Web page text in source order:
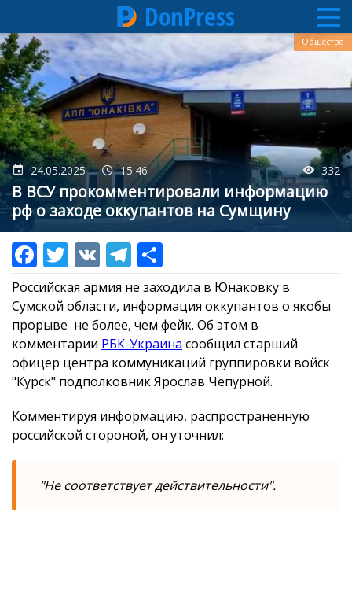
Перейти
к
основному
содержанию
DonPress
24.05.2025 15:46 332
В ВСУ прокомментировали информацию
рф о заходе оккупантов на Сумщину
Общество
Российская армия не заходила в Юнаковку в
Сумской области, информация оккупантов о якобы
прорыве не более, чем фейк. Об этом в
комментарии РБК-Украина сообщил старший
офицер центра коммуникаций группировки войск
"Курск" подполковник Ярослав Чепурной.
Комментируя информацию, распространенную
российской стороной, он уточнил:
"Не соответствует действительности".